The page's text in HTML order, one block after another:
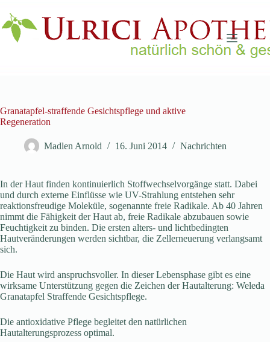
Inhalt
springen
Granatapfel-straffende Gesichtspflege und aktive
Regeneration
Madlen Arnold 16. Juni 2014 Nachrichten
In der Haut finden kontinuierlich Stoffwechselvorgänge statt. Dabei
und durch externe Einflüsse wie UV-Strahlung entstehen sehr
reaktionsfreudige Moleküle, sogenannte freie Radikale. Ab 40 Jahren
nimmt die Fähigkeit der Haut ab, freie Radikale abzubauen sowie
Feuchtigkeit zu binden. Die ersten alters- und lichtbedingten
Hautveränderungen werden sichtbar, die Zellerneuerung verlangsamt
sich.
Die Haut wird anspruchsvoller. In dieser Lebensphase gibt es eine
wirksame Unterstützung gegen die Zeichen der Hautalterung: Weleda
Granatapfel Straffende Gesichtspflege.
Die antioxidative Pflege begleitet den natürlichen
Hautalterungsprozess optimal.